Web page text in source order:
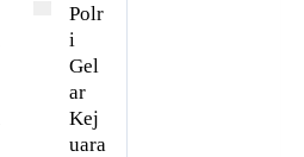
Polr
i
Gel
ar
Kej
uara